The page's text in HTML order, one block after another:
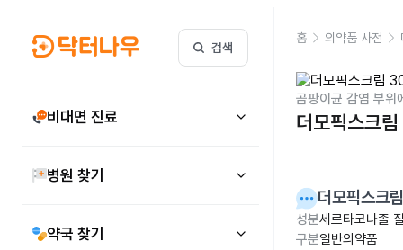
검색
비대면 진료
병원 찾기
약국 찾기
홈 의약품 사전
곰팡이균 감염 부위
더모픽스크
더모픽스크
성분세르타코나졸
구분일반의약품